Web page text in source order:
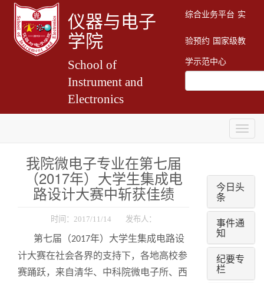
仪器与电子
学院
School of
Instrument and
Electronics
综合业务平台 实
验预约 国家级教
学示范中心
我院微电子专业在第七届
（2017年）大学生集成电
路设计大赛中斩获佳绩
时间：2017/11/14 发布人：
第七届（2017年）大学生集成电路设
计大赛在社会各界的支持下，各地高校参
赛踊跃，来自清华、中科院微电子所、西
今日头
条
事件通
知
纪要专
栏